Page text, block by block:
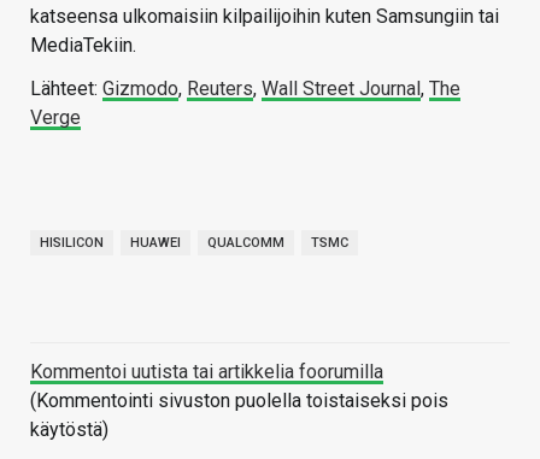
katseensa ulkomaisiin kilpailijoihin kuten Samsungiin tai
MediaTekiin.
Lähteet: Gizmodo, Reuters, Wall Street Journal, The
Verge
HISILICON HUAWEI QUALCOMM TSMC
Kommentoi uutista tai artikkelia foorumilla
(Kommentointi sivuston puolella toistaiseksi pois
käytöstä)